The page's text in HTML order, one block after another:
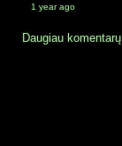
1 year ago
Daugiau komentarų